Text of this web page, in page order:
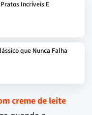
Incríveis E
que Nunca Falha
creme de leite